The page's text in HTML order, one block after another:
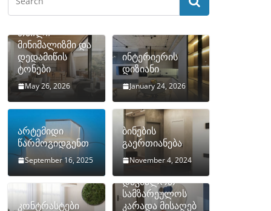
თბილი
მინიმალიზმი და
დედამიწის
ტონები
May 26, 2026
ინტერიერის
დიზიანი
January 24, 2026
არტემიდი
წარმოგიდგენთ
September 16, 2025
ბინების
გაერთიანება
November 4, 2024
კონტრასტები
როგორ
დავმალოთ
სამზარეულოს
კარადა მისაღებ